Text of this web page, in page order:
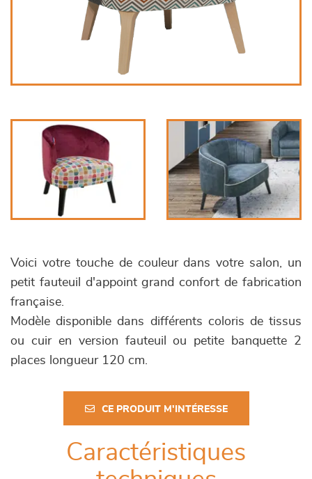
Voici votre touche de couleur dans votre salon, un
petit fauteuil d'appoint grand confort de fabrication
française.
Modèle disponible dans différents coloris de tissus
ou cuir en version fauteuil ou petite banquette 2
places longueur 120 cm.
CE PRODUIT M'INTÉRESSE
Caractéristiques